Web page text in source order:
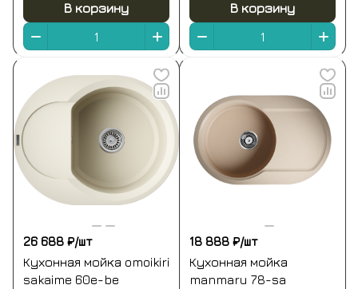
В корзину В корзину
26 688 ₽/шт
Кухонная мойка omoikiri
sakaime 60e-be
18 888 ₽/шт
Кухонная мойка
manmaru 78-sa